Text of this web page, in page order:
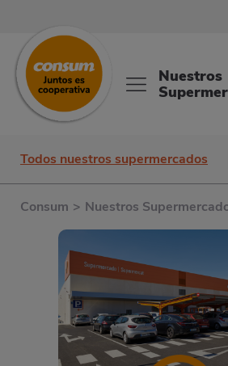
Nuestros
Todos nuestros supermercados
Consum > Nuestros